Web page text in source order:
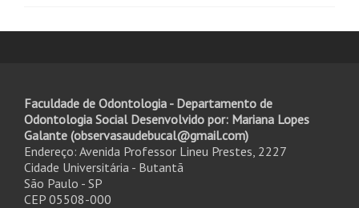
Faculdade de Odontologia - Departamento de
Odontologia Social Desenvolvido por: Mariana Lopes
Galante (observasaudebucal@gmail.com)
Endereço: Avenida Professor Lineu Prestes, 2227
Cidade Universitária - Butantã
São Paulo - SP
CEP 05508-000